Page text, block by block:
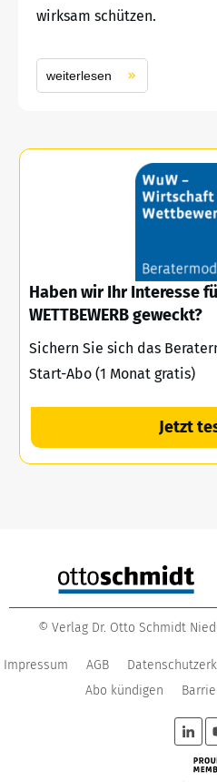
wirksam schützen.
weiterlesen
Haben wir Ihr Interesse
WETTBEWERB geweckt?
Sichern Sie sich das
Start-Abo (1 Monat gratis)
Jetzt
© Verlag Dr. Otto Schmidt
Impressum AGB
Abo kündigen